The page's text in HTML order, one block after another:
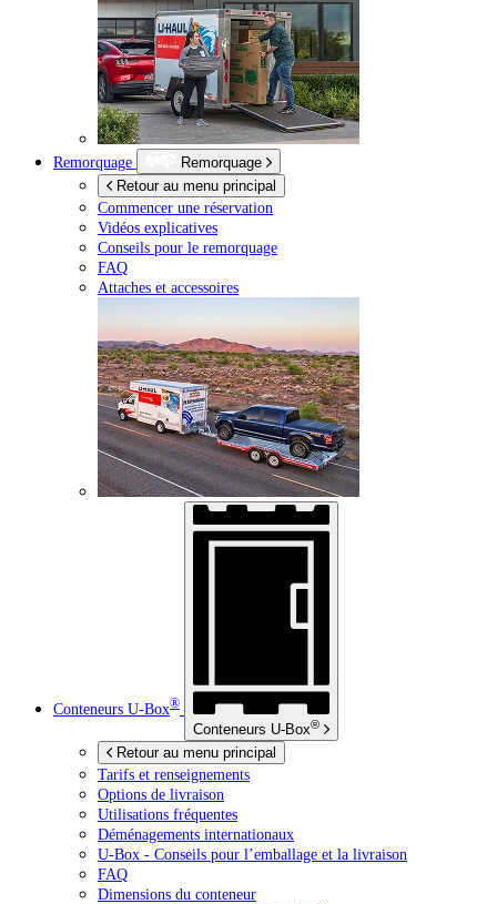
Remorquage
Remorquage
Retour au menu principal
Commencer une réservation
Vidéos explicatives
Conseils pour le remorquage
FAQ
Attaches et accessoires
Conteneurs U-Box®
Conteneurs U-Box®
Retour au menu principal
Tarifs et renseignements
Options de livraison
Utilisations fréquentes
Déménagements internationaux
U-Box - Conseils pour l’emballage et la livraison
FAQ
Dimensions du conteneur